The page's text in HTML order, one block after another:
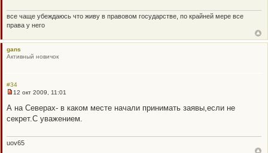
все чаще убеждаюсь что живу в правовом государстве, по крайней мере все
права у него
gans
Активный новичок
#34
п
р
и
12 окт 2009, 11:01
А на Северах- в каком месте начали принимать заявы,если не
секрет.С уважением.
uov65